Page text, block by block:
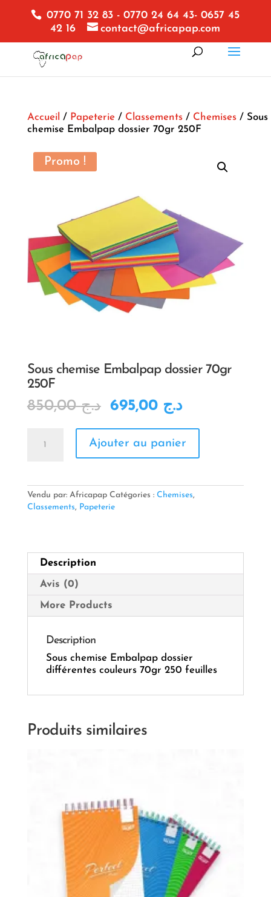
0770 71 32 83 - 0770 24 64 43- 0657 45
42 16
contact@africapap.com
Accueil / Papeterie/ Classements/ Chemises/ Sous
chemise Embalpap dossier 70gr 250F
Promo !
Sous chemise Embalpap dossier 70gr
250F
د.ج850,00 Le
prix
initial
était :
د.ج 850,00.
د.ج 695,00 Le
actuel
est :
dossier
70gr
Ajouter au panier
Vendu par: Africapap Catégories : Chemises,
Classements, Papeterie
Description
Avis (0)
More Products
Description
Sous chemise Embalpap dossier
différentes couleurs 70gr 250 feuilles
Produits similaires